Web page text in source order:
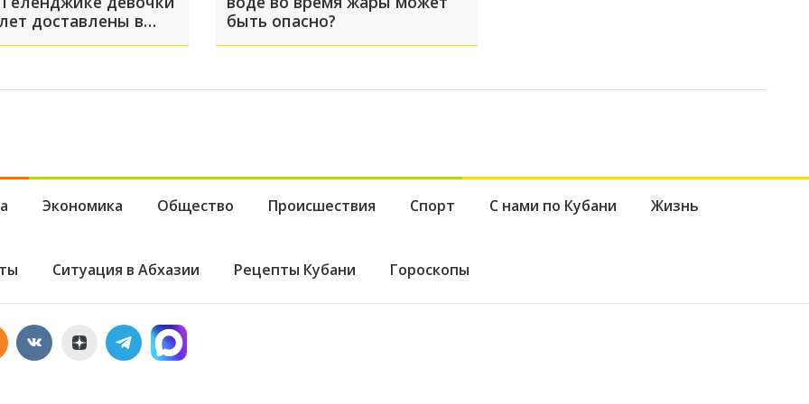
доставлены в
быть опасно?
Экономика Общество Происшествия Спорт С нами по Кубани Жизнь
Ситуация в Абхазии Рецепты Кубани Гороскопы